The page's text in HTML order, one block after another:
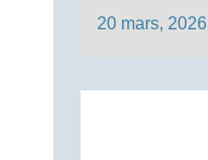
20 mars, 2026